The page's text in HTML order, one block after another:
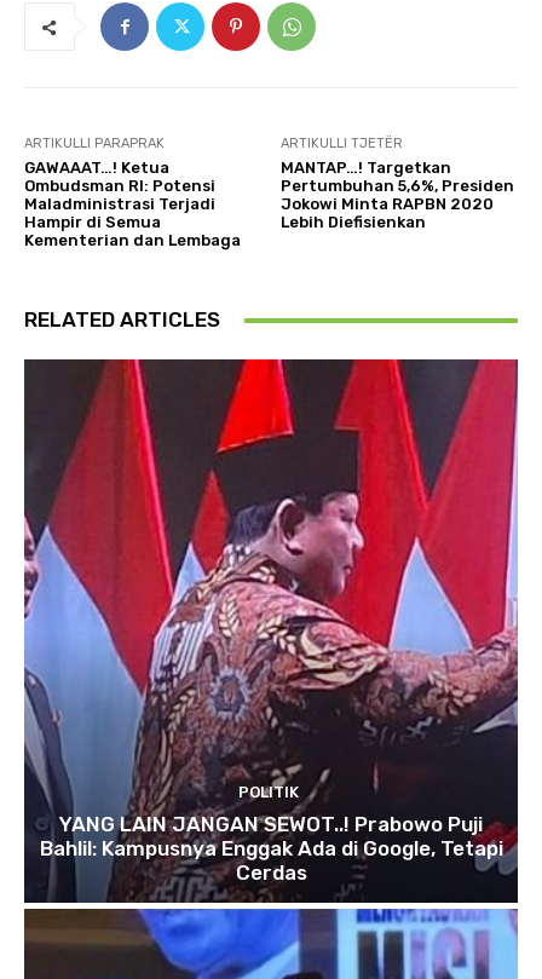
ARTIKULLI PARAPRAK
GAWAAAT…! Ketua
Ombudsman RI: Potensi
Maladministrasi Terjadi
Hampir di Semua
Kementerian dan Lembaga
ARTIKULLI TJETËR
MANTAP…! Targetkan
Pertumbuhan 5,6%, Presiden
Jokowi Minta RAPBN 2020
Lebih Diefisienkan
RELATED ARTICLES
POLITIK
YANG LAIN JANGAN SEWOT..! Prabowo Puji
Bahlil: Kampusnya Enggak Ada di Google, Tetapi
Cerdas